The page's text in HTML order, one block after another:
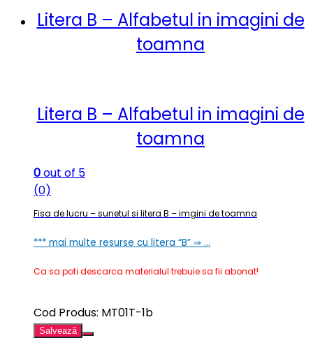
Litera B – Alfabetul in imagini de
toamna
Litera B – Alfabetul in imagini de
toamna
0out of 5
(0)
Fisa de lucru – sunetul si litera B – imgini de toamna
*** mai multe resurse cu litera “B” ⇒ …
Ca sa poti descarca materialul trebuie sa fii abonat!
Cod Produs: MT01T-1b
Salvează